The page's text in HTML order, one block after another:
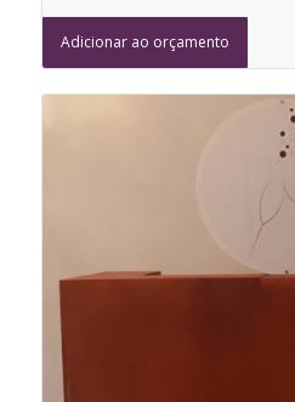
Adicionar ao orçamento